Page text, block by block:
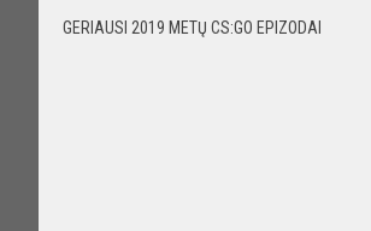
GERIAUSI 2019 METŲ CS:GO EPIZODAI